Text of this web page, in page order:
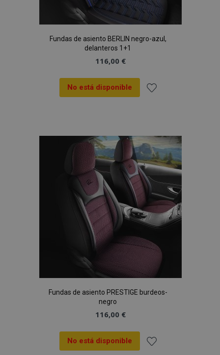
Fundas de asiento BERLIN negro-azul,
delanteros 1+1
116,00 €
No está disponible
Lista
de
Deseos
Fundas de asiento PRESTIGE burdeos-
negro
116,00 €
No está disponible